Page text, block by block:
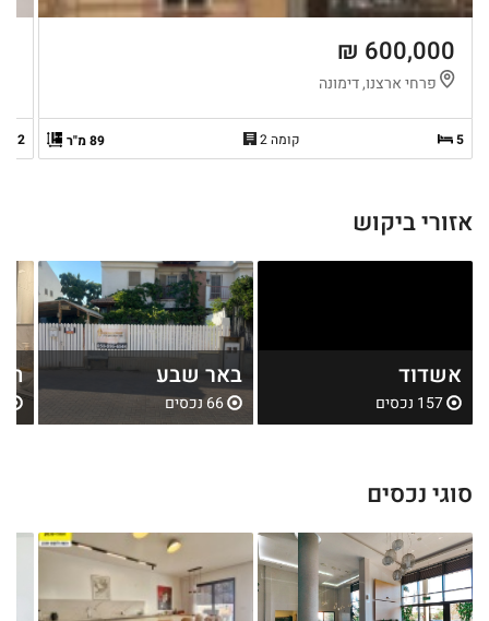
600,000 ₪
פרחי ארצנו, דימונה
5 קומה 2 89 מ"ר 2
אזורי ביקוש
אשדוד
157 נכסים
באר שבע
66 נכסים
סוגי נכסים